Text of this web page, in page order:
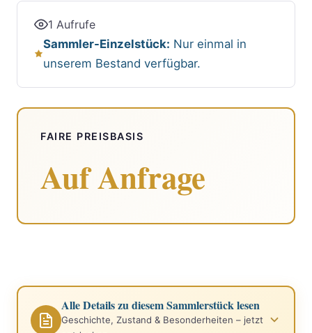
1 Aufrufe
Sammler-Einzelstück: Nur einmal in
unserem Bestand verfügbar.
FAIRE PREISBASIS
Auf Anfrage
Alle Details zu diesem Sammlerstück lesen
Geschichte, Zustand & Besonderheiten – jetzt